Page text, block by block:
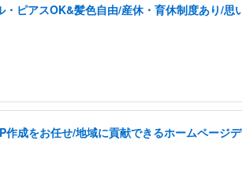
ピアスOK&髪色自由/産休・育休制度あり/思
作成をお任せ/地域に貢献できるホームページ